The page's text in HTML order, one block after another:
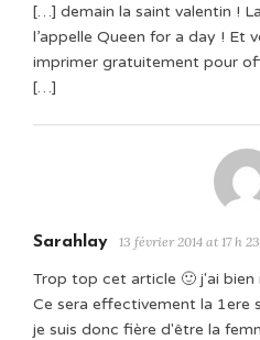
[…] demain la saint valentin !
l’appelle Queen for a day ! Et
imprimer gratuitement pour
[…]
Sarahlay 13 février 2014 at 17 h
Trop top cet article 🙂 j'ai bien
Ce sera effectivement la 1ere
je suis donc fière d'être la